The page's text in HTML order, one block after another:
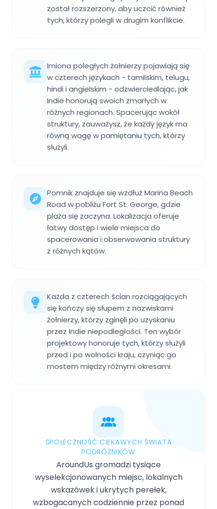
został rozszerzony, aby uczcić również
tych, którzy polegli w drugim konflikcie.
Imiona poległych żołnierzy pojawiają się
w czterech językach - tamilskim, telugu,
hindi i angielskim - odzwierciedlając, jak
Indie honorują swoich zmarłych w
różnych regionach. Spacerując wokół
struktury, zauważysz, że każdy język ma
równą wagę w pamiętaniu tych, którzy
służyli.
Pomnik znajduje się wzdłuż Marina Beach
Road w pobliżu Fort St. George, gdzie
plaża się zaczyna. Lokalizacja oferuje
łatwy dostęp i wiele miejsca do
spacerowania i obserwowania struktury
z różnych kątów.
Każda z czterech ścian rozciągających
się kończy się słupem z nazwiskami
żołnierzy, którzy zginęli po uzyskaniu
przez Indie niepodległości. Ten wybór
projektowy honoruje tych, którzy służyli
przed i po wolności kraju, czyniąc go
mostem między różnymi okresami.
SPOŁECZNOŚĆ CIEKAWYCH ŚWIATA
PODRÓŻNIKÓW
AroundUs gromadzi tysiące
wyselekcjonowanych miejsc, lokalnych
wskazówek i ukrytych perełek,
wzbogacanych codziennie przez ponad